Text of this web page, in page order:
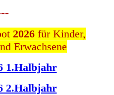
2026 für Kinder,
Erwachsene
1.Halbjahr
2.Halbjahr